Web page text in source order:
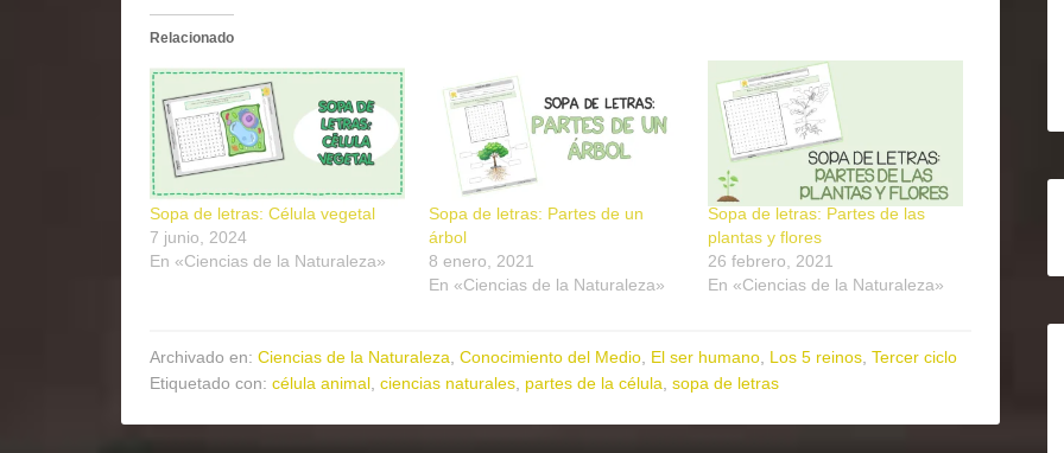
Relacionado
Sopa de letras: Célula vegetal
7 junio, 2024
En «Ciencias de la Naturaleza»
Sopa de letras: Partes de un
árbol
8 enero, 2021
En «Ciencias de la Naturaleza»
Sopa de letras: Partes de las
plantas y flores
26 febrero, 2021
En «Ciencias de la Naturaleza»
Archivado en: Ciencias de la Naturaleza Conocimiento del Medio El ser humano Los 5 reinos Tercer ciclo
Etiquetado con: célula animal ciencias naturales partes de la célula sopa de letras